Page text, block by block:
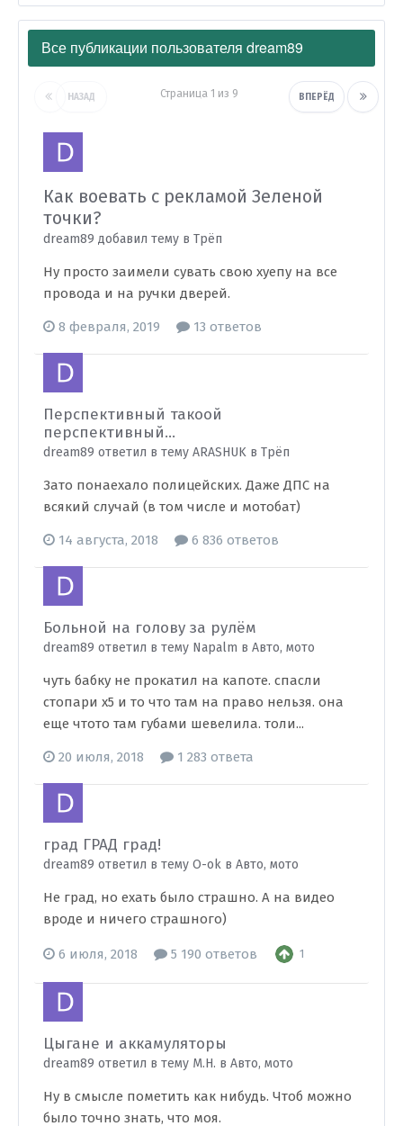
Все публикации пользователя dream89
НАЗАД ВПЕРЁД
Страница 1 из 9
Как воевать с рекламой Зеленой
точки?
dream89 добавил тему в Трёп
Ну просто заимели сувать свою хуепу на все
провода и на ручки дверей.
8 февраля, 2019 13 ответов
Перспективный такоой
перспективный...
dream89 ответил в тему ARASHUK в Трёп
Зато понаехало полицейских. Даже ДПС на
всякий случай (в том числе и мотобат)
14 августа, 2018 6 836 ответов
Больной на голову за рулём
dream89 ответил в тему Napalm в Авто, мото
чуть бабку не прокатил на капоте. спасли
стопари х5 и то что там на право нельзя. она
еще чтото там губами шевелила. толи...
20 июля, 2018 1 283 ответа
град ГРАД град!
dream89 ответил в тему O-ok в Авто, мото
Не град, но ехать было страшно. А на видео
вроде и ничего страшного)
6 июля, 2018 5 190 ответов 1
Цыгане и аккамуляторы
dream89 ответил в тему M.H. в Авто, мото
Ну в смысле пометить как нибудь. Чтоб можно
было точно знать, что моя.